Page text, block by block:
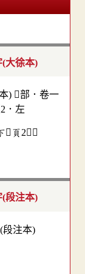
大徐本)
．頁2．左
段注本)